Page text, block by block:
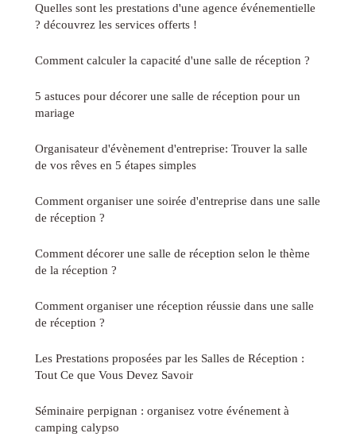
Quelles sont les prestations d'une agence événementielle
? découvrez les services offerts !
Comment calculer la capacité d'une salle de réception ?
5 astuces pour décorer une salle de réception pour un
mariage
Organisateur d'évènement d'entreprise: Trouver la salle
de vos rêves en 5 étapes simples
Comment organiser une soirée d'entreprise dans une salle
de réception ?
Comment décorer une salle de réception selon le thème
de la réception ?
Comment organiser une réception réussie dans une salle
de réception ?
Les Prestations proposées par les Salles de Réception :
Tout Ce que Vous Devez Savoir
Séminaire perpignan : organisez votre événement à
camping calypso